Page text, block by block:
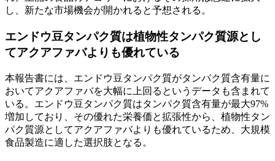
し、新たな市場機会が開かれると予想される。
エンドウ豆タンパク質は植物性タンパク質源とし
てアクアファバよりも優れている
本報告書には、エンドウ豆タンパク質がタンパク質含有量に
おいてアクアファバを大幅に上回るというデータも含まれて
いる。エンドウ豆タンパク質はタンパク質含有量が最大97%
増加しており、その優れた栄養価と拡張性から、植物性タン
パク質源としてアクアファバよりも優れているため、大規模
食品製造に適した選択肢となる。